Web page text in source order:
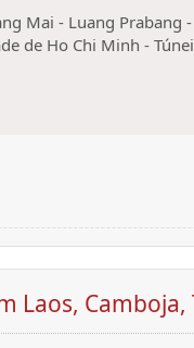
Mai - Luang Prabang -
de Ho Chi Minh -
Laos, Camboja,